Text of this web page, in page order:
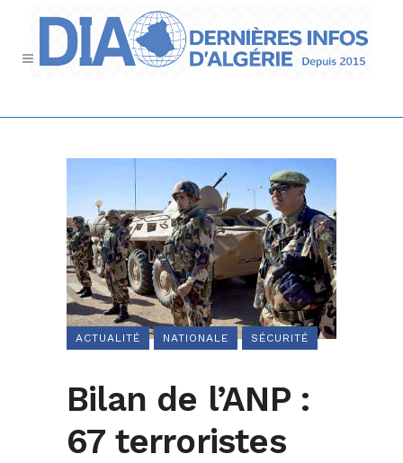
ACTUALITÉ NATIONALE SÉCURITÉ
Bilan de l’ANP :
67 terroristes